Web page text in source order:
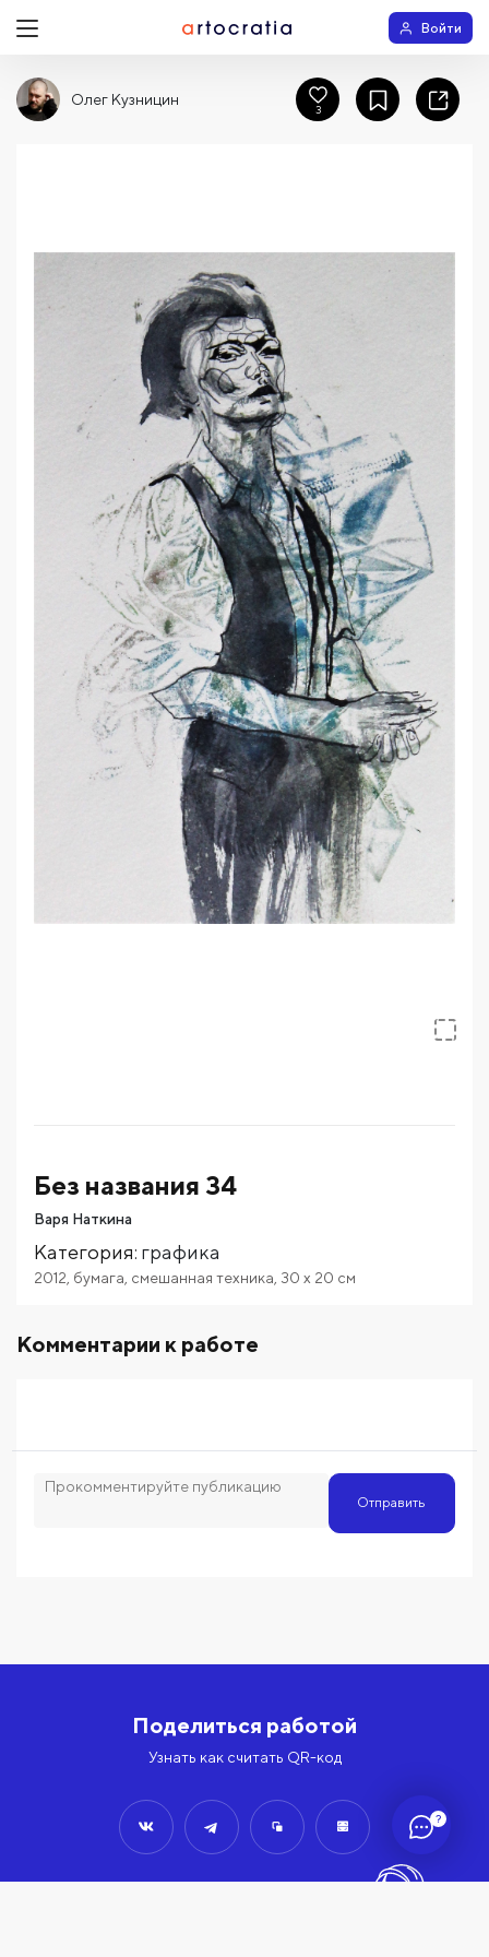
?
Войти
Без названия 34
Варя Наткина
Категория: графика
2012 бумага смешанная техника 30 x 20 см
Комментарии к работе
Отправить
Олег Кузницин
3
Поделиться работой
Узнать как считать QR-код